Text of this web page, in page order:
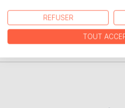
CRITIQUES PRESSE
REFUSER
TOUT